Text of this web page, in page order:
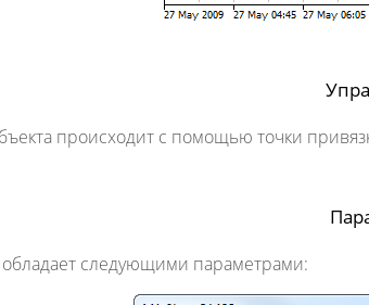
происходит с помощью точки
следующими параметрами: